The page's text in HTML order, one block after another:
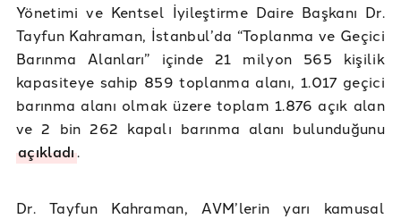
Yönetimi ve Kentsel İyileştirme Daire Başkanı Dr.
Tayfun Kahraman, İstanbul’da “Toplanma ve Geçici
Barınma Alanları” içinde 21 milyon 565 kişilik
kapasiteye sahip 859 toplanma alanı, 1.017 geçici
barınma alanı olmak üzere toplam 1.876 açık alan
ve 2 bin 262 kapalı barınma alanı bulunduğunu
açıkladı.
Dr. Tayfun Kahraman, AVM’lerin yarı kamusal